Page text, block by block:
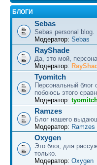
БЛОГИ
Sebas
Sebas personal blog.
Модератор: Sebas
RayShade
Да, это мой,
Модератор:
Tyomitch
Персональный блог
побоюсь этого
Модератор:
Ramzes
Блог нашего
Модератор: Ramzes
Oxygen
Это блог, для
только.
Модератор: Oxygen